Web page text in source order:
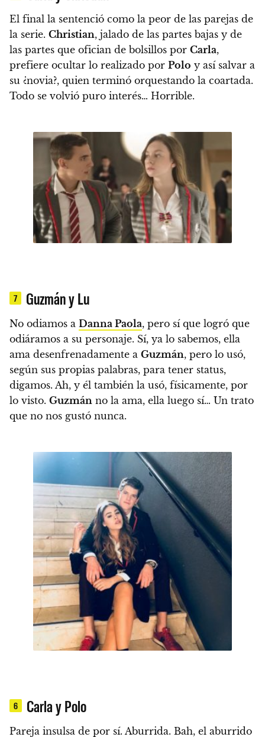
El final la sentenció como la peor de las parejas de
la serie. Christian, jalado de las partes bajas y de
las partes que ofician de bolsillos por Carla,
prefiere ocultar lo realizado por Polo y así salvar a
su ¿novia?, quien terminó orquestando la coartada.
Todo se volvió puro interés… Horrible.
7 Guzmán y Lu
No odiamos a Danna Paola, pero sí que logró que
odiáramos a su personaje. Sí, ya lo sabemos, ella
ama desenfrenadamente a Guzmán, pero lo usó,
según sus propias palabras, para tener status,
digamos. Ah, y él también la usó, físicamente, por
lo visto. Guzmán no la ama, ella luego sí… Un trato
que no nos gustó nunca.
6 Carla y Polo
Pareja insulsa de por sí. Aburrida. Bah, el aburrido